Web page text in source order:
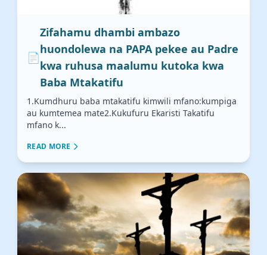
📄
Zifahamu dhambi ambazo
huondolewa na PAPA pekee au Padre
kwa ruhusa maalumu kutoka kwa
Baba Mtakatifu
1.Kumdhuru baba mtakatifu kimwili mfano:kumpiga
au kumtemea mate2.Kukufuru Ekaristi Takatifu
mfano k...
READ MORE